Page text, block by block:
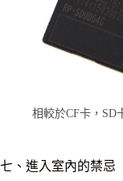
相較於CF卡，SD
七、進入室內的禁忌